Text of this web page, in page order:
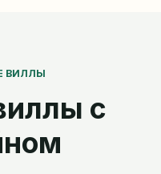
ВИЛЛЫ
с